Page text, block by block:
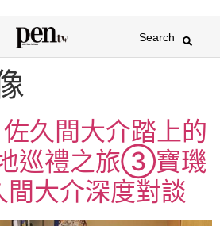
Search
久間大介踏上的
巡禮之旅③寶璣
間大介深度對談